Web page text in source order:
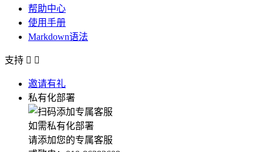
帮助中心
使用手册
Markdown语法
支持  
邀请有礼
私有化部署
如需私有化部署
请添加您的专属客服